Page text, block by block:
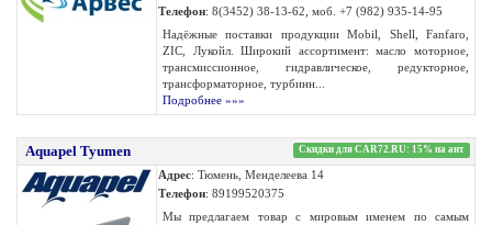
Телефон: 8(3452) 38-13-62, моб. +7 (982) 935-14-95
Надёжные поставки продукции Mobil, Shell, Fanfaro,
ZIC, Лукойл. Широкий ассортимент: масло моторное,
трансмиссионное, гидравлическое, редукторное,
трансформаторное, турбинн...
Подробнее »»»
Aquapel Tyumen Скидки для CAR72.RU: 15% на ант
Адрес: Тюмень, Менделеева 14
Телефон: 89199520375
Мы предлагаем товар с мировым именем по самым